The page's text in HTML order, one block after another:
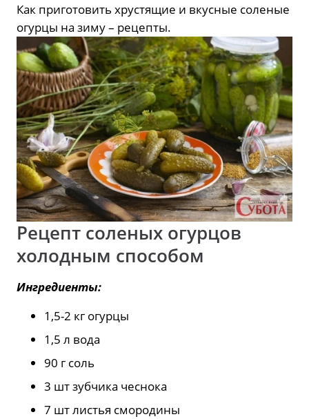
Как приготовить хрустящие и вкусные соленые
огурцы на зиму – рецепты.
Рецепт соленых огурцов
холодным способом
Ингредиенты:
1,5-2 кг огурцы
1,5 л вода
90 г соль
3 шт зубчика чеснока
7 шт листья смородины